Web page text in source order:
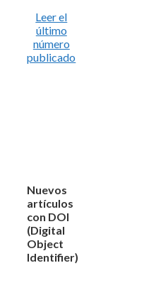
Leer el
último
número
publicado
Nuevos
artículos
con DOI
(Digital
Object
Identifier)